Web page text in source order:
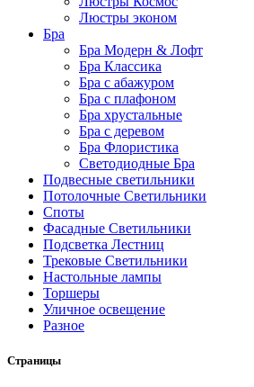
Люстры эконом
Бра
Бра Модерн & Лофт
Бра Классика
Бра с абажуром
Бра с плафоном
Бра хрустальные
Бра с деревом
Бра Флористика
Светодиодные Бра
Подвесные светильники
Потолочные Светильники
Споты
Фасадные Светильники
Подсветка Лестниц
Трековые Светильники
Настольные лампы
Торшеры
Уличное освещение
Разное
Страницы